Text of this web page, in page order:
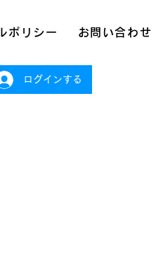
ポリシー お問い合わせ
ログインする